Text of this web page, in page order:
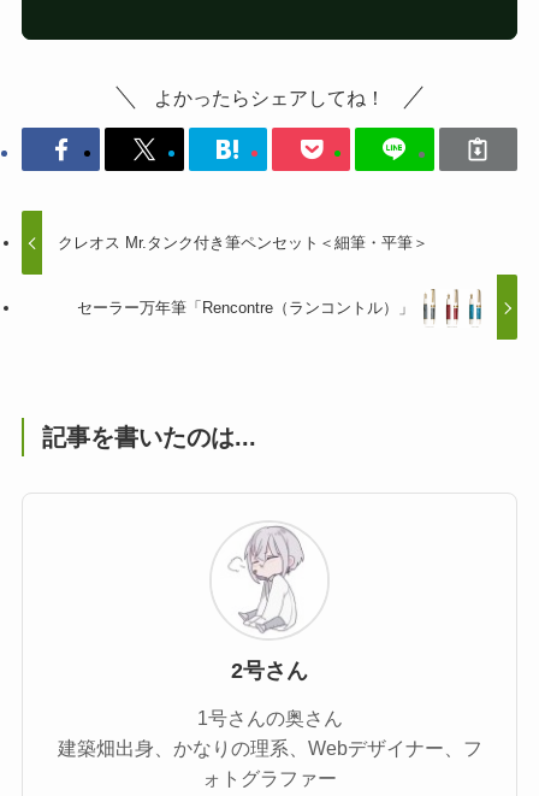
よかったらシェアしてね！
クレオス Mr.タンク付き筆ペンセット＜細筆・平筆＞
セーラー万年筆「Rencontre（ランコントル）」
記事を書いたのは...
2号さん
1号さんの奥さん
建築畑出身、かなりの理系、Webデザイナー、フ
ォトグラファー